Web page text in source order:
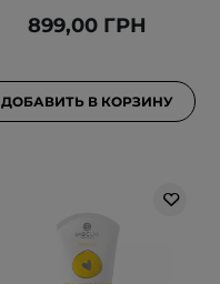
899,00 ГРН
ДОБАВИТЬ В КОРЗИНУ